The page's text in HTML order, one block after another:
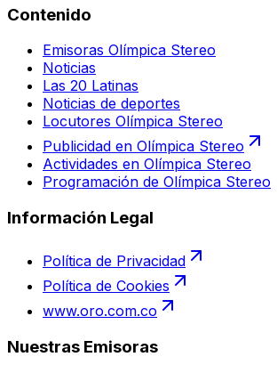
Contenido
Emisoras Olímpica Stereo
Noticias
Las 20 Latinas
Noticias de deportes
Locutores Olímpica Stereo
Publicidad en Olímpica Stereo
Actividades en Olímpica Stereo
Programación de Olímpica Stereo
Información Legal
Política de Privacidad
Política de Cookies
www.oro.com.co
Nuestras Emisoras